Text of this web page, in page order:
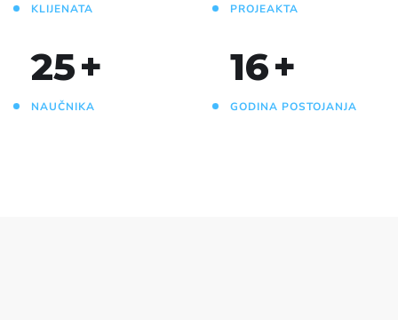
KLIJENATA PROJEAKTA
25+
NAUČNIKA
16+
GODINA POSTOJANJA